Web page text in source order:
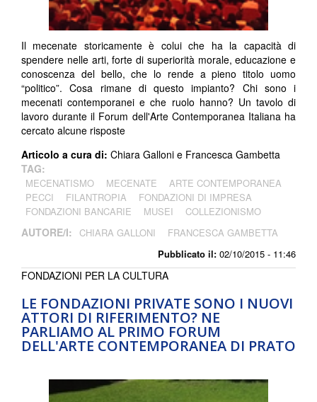
Pubblicato il: 02/10/2015 - 11:46
Il mecenate storicamente è colui che ha la capacità di
spendere nelle arti, forte di superiorità morale, educazione e
conoscenza del bello, che lo rende a pieno titolo uomo
“politico”. Cosa rimane di questo impianto? Chi sono i
mecenati contemporanei e che ruolo hanno? Un tavolo di
lavoro durante il Forum dell'Arte Contemporanea Italiana ha
cercato alcune risposte
Articolo a cura di: Chiara Galloni e Francesca Gambetta
TAG:
MECENATISMO MECENATE
ARTE CONTEMPORANEA
PECCI
FILANTROPIA
FONDAZIONI DI IMPRESA
FONDAZIONI BANCARIE
MUSEI COLLEZIONISMO
AUTORE/I: CHIARA GALLONI FRANCESCA GAMBETTA
LE FONDAZIONI PRIVATE SONO I NUOVI
ATTORI DI RIFERIMENTO? NE
PARLIAMO AL PRIMO FORUM
DELL'ARTE CONTEMPORANEA DI PRATO
FONDAZIONI PER LA CULTURA